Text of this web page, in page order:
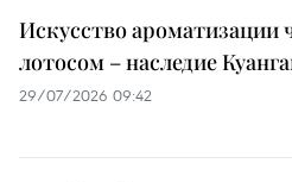
Искусство ароматизации
лотосом – наследие
29/07/2026 09:42